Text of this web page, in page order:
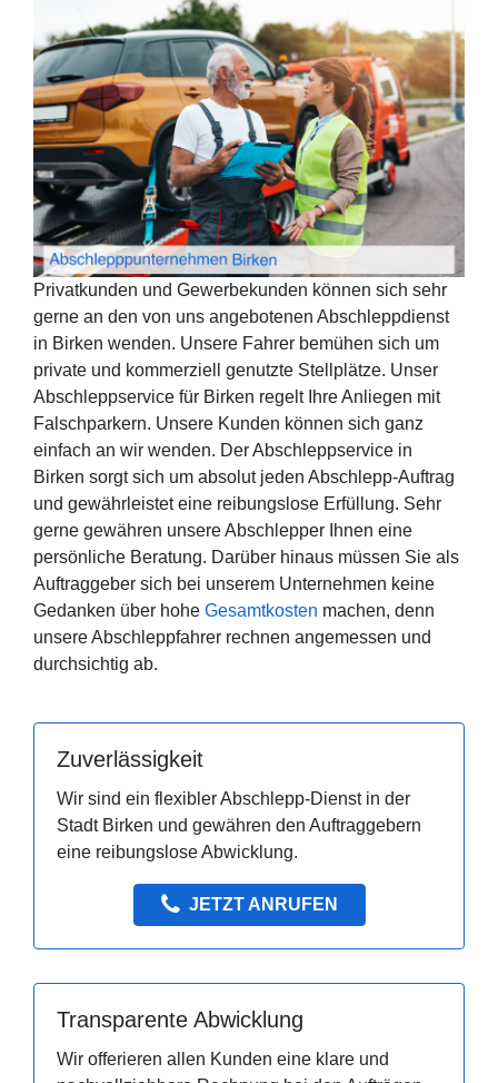
Privatkunden und Gewerbekunden können sich sehr
gerne an den von uns angebotenen Abschleppdienst
in Birken wenden. Unsere Fahrer bemühen sich um
private und kommerziell genutzte Stellplätze. Unser
Abschleppservice für Birken regelt Ihre Anliegen mit
Falschparkern. Unsere Kunden können sich ganz
einfach an wir wenden. Der Abschleppservice in
Birken sorgt sich um absolut jeden Abschlepp-Auftrag
und gewährleistet eine reibungslose Erfüllung. Sehr
gerne gewähren unsere Abschlepper Ihnen eine
persönliche Beratung. Darüber hinaus müssen Sie als
Auftraggeber sich bei unserem Unternehmen keine
Gedanken über hohe Gesamtkosten machen, denn
unsere Abschleppfahrer rechnen angemessen und
durchsichtig ab.
Zuverlässigkeit
Wir sind ein flexibler Abschlepp-Dienst in der
Stadt Birken und gewähren den Auftraggebern
eine reibungslose Abwicklung.
JETZT ANRUFEN
Transparente Abwicklung
Wir offerieren allen Kunden eine klare und